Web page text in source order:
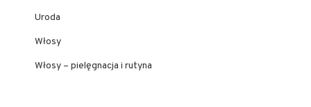
Uroda
Włosy
Włosy – pielęgnacja i rutyna